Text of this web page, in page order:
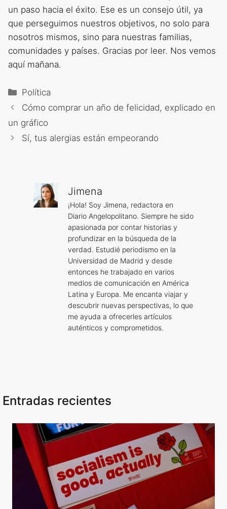
un paso hacia el éxito. Ese es un consejo útil, ya
que perseguimos nuestros objetivos, no solo para
nosotros mismos, sino para nuestras familias,
comunidades y países. Gracias por leer. Nos vemos
aquí mañana.
Categorías
Política
Cómo comprar un año de felicidad, explicado en
un gráfico
Sí, tus alergias están empeorando
Jimena
¡Hola! Soy Jimena, redactora en
Diario Angelopolitano. Siempre he sido
apasionada por contar historias y
profundizar en la búsqueda de la
verdad. Estudié periodismo en la
Universidad de Madrid y desde
entonces he trabajado en varios
medios de comunicación en América
Latina y Europa. Me encanta viajar y
descubrir nuevas perspectivas, lo que
me ayuda a ofrecerles artículos
auténticos y comprometidos.
Entradas recientes